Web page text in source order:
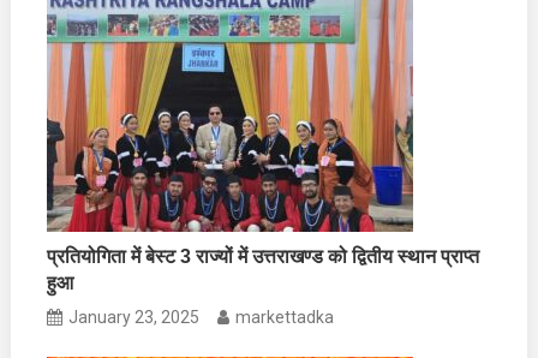
प्रतियोगिता में बेस्ट 3 राज्यों में उत्तराखण्ड को द्वितीय स्थान प्राप्त
हुआ
January 23, 2025 markettadka